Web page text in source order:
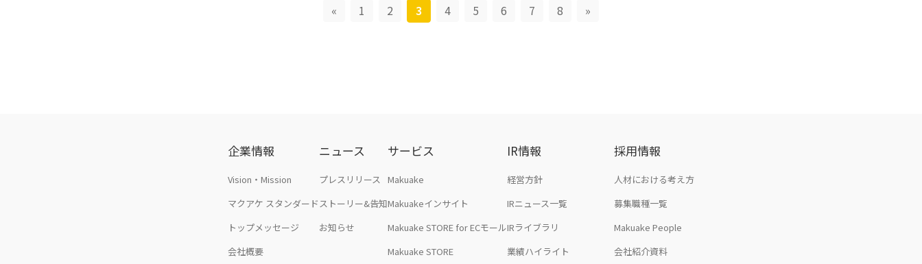
« 1 2 3 4 5 6 7 8 »
企業情報
Vision・Mission
マクアケ スタンダード
トップメッセージ
会社概要
ニュース
プレスリリース
ストーリー&告知
お知らせ
サービス
Makuake
Makuakeインサイト
Makuake STORE for ECモール
Makuake STORE
IR情報
経営方針
IRニュース一覧
IRライブラリ
業績ハイライト
採用情報
人材における考え方
募集職種一覧
Makuake People
会社紹介資料